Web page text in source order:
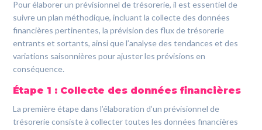
Pour élaborer un prévisionnel de trésorerie, il est essentiel de
suivre un plan méthodique, incluant la collecte des données
financières pertinentes, la prévision des flux de trésorerie
entrants et sortants, ainsi que l’analyse des tendances et des
variations saisonnières pour ajuster les prévisions en
conséquence.
Étape 1 : Collecte des données financières
La première étape dans l’élaboration d’un prévisionnel de
trésorerie consiste à collecter toutes les données financières